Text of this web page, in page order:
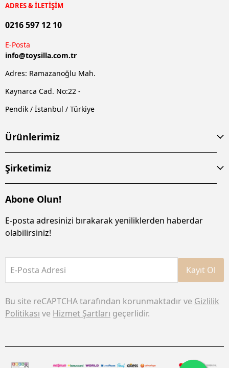
ADRES & İLETİŞİM
0216 597 12 10
E-Posta
info@toysilla.com.tr
Adres: Ramazanoğlu Mah.
Kaynarca Cad. No:22 -
Pendik / İstanbul / Türkiye
Ürünlerimiz
Şirketimiz
Abone Olun!
E-posta adresinizi bırakarak yeniliklerden haberdar
olabilirsiniz!
E-Posta Adresi Kayıt Ol
Bu site reCAPTCHA tarafından korunmaktadır ve Gizlilik
Politikası ve Hizmet Şartları geçerlidir.